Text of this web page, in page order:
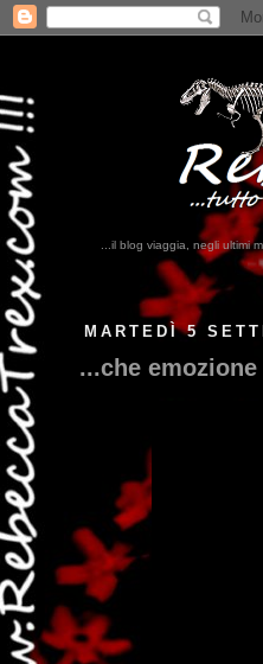
...il blog viaggia, negli ultimi
...qui trovate il nostro viaggio in
MARTEDÌ 5
...che